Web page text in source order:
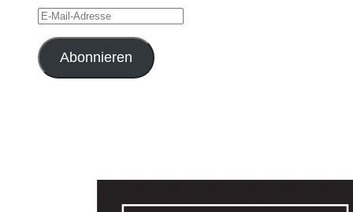
E-
Mail-
Adresse
Abonnieren